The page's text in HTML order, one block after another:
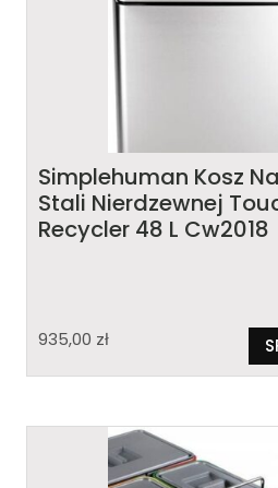
Simplehuman Kosz
Stali Nierdzewnej
Recycler 48 L Cw2018
935,00 zł